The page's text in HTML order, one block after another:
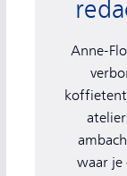
Anne-
waar je